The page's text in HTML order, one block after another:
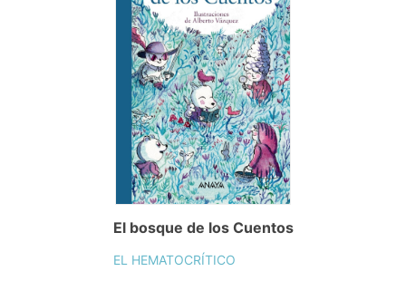
El bosque de los Cuentos
EL HEMATOCRÍTICO